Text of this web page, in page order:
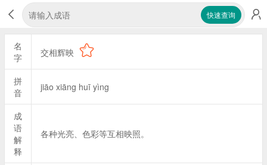
快速查询
名
字
交相辉映
拼
音
jiāo xiāng huī yìng
成
语
解
释
各种光亮、色彩等互相映照。